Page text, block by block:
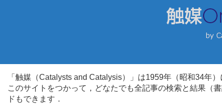
「触媒（Catalysts and Catalysis）」は1959年（昭和34年
このサイトをつかって，どなたでも全記事の検索と結果（
ドもできます．